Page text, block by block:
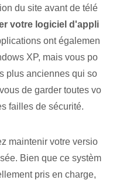
du site avant de télé
votre logiciel d'appli
ont égalemen
XP, mais⁤ vous po
plus anciennes qui so
de garder toutes vo
failles de sécurité.
maintenir votre versio
Bien que ce systèm
pris en charge,